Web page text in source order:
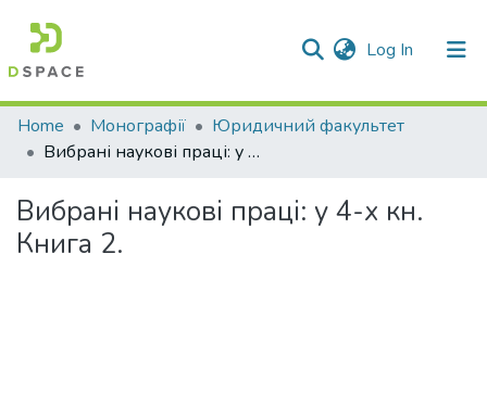
Log In (current)
Communities & Collections
All of DSpace
Statistics
Home Монографії
Юридичний факультет
Вибрані наукові праці: у 4-х кн. Книга 2.
Вибрані наукові праці: у 4-х кн.
Книга 2.